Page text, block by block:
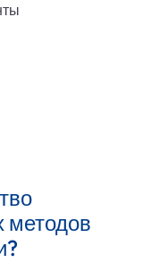
методов